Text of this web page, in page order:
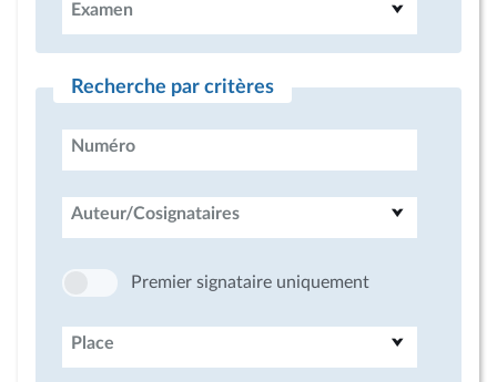
Examen
Recherche par critères
Numéro
Auteur/Cosignataires
Premier signataire uniquement
Place